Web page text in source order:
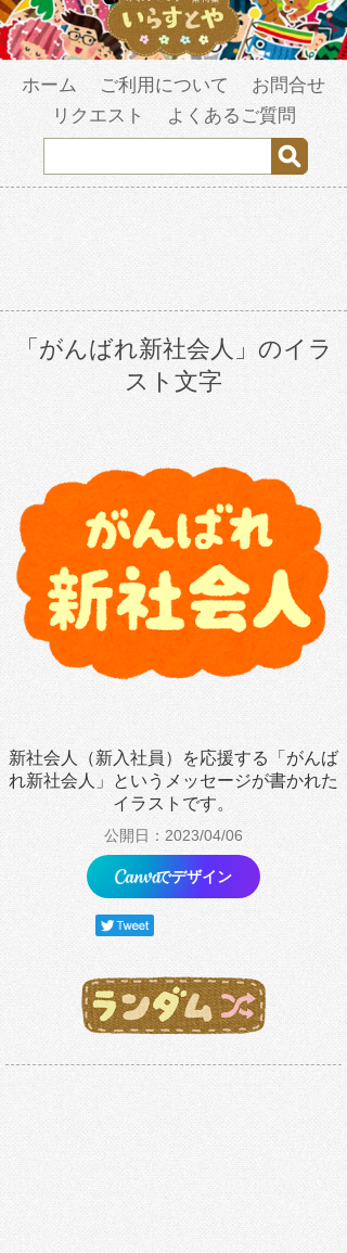
ホーム ご利用について
お問合せ
リクエスト
よくあるご質問
「がんばれ新社会人」のイラ
スト文字
新社会人（新入社員）を応援する「がんば
れ新社会人」というメッセージが書かれた
イラストです。
公開日：2023/04/06
でデザイン